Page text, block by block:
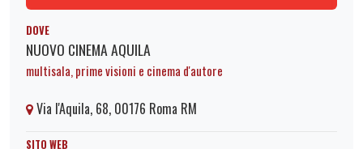
DOVE
NUOVO CINEMA AQUILA
multisala, prime visioni e cinema d'autore
Via l'Aquila, 68, 00176 Roma RM
SITO WEB